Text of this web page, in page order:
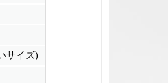
サイズ)